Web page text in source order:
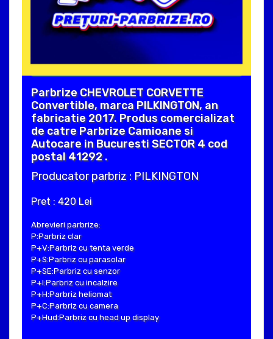
Parbrize CHEVROLET CORVETTE
Convertible, marca PILKINGTON, an
fabricatie 2017. Produs comercializat
de catre Parbrize Camioane si
Autocare in Bucuresti SECTOR 4 cod
postal 41292 .
Producator parbriz : PILKINGTON
Pret : 420 Lei
Abrevieri parbrize:
P:Parbriz clar
P+V:Parbriz cu tenta verde
P+S:Parbriz cu parasolar
P+SE:Parbriz cu senzor
P+I:Parbriz cu incalzire
P+H:Parbriz heliomat
P+C:Parbriz cu camera
P+Hud:Parbriz cu head up display